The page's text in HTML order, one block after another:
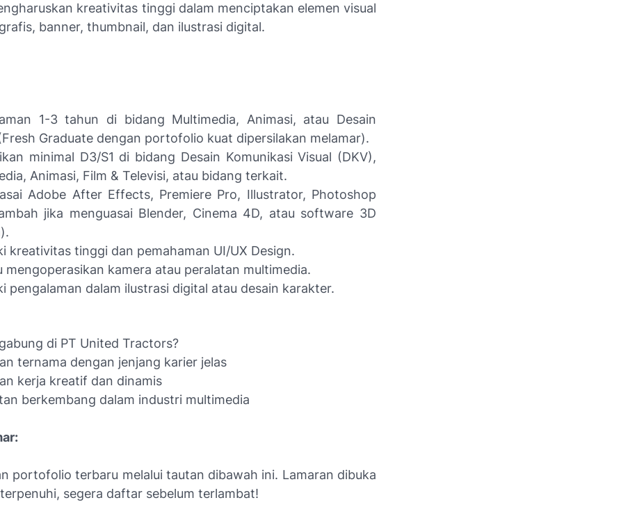
kreativitas tinggi dalam menciptakan elemen visual
banner, thumbnail, dan ilustrasi digital.
1-3 tahun di bidang Multimedia, Animasi, atau Desain
Graduate dengan portofolio kuat dipersilakan melamar).
minimal D3/S1 di bidang Desain Komunikasi Visual (DKV),
Animasi, Film & Televisi, atau bidang terkait.
Adobe After Effects, Premiere Pro, Illustrator, Photoshop
jika menguasai Blender, Cinema 4D, atau software 3D
kreativitas tinggi dan pemahaman UI/UX Design.
mengoperasikan kamera atau peralatan multimedia.
pengalaman dalam ilustrasi digital atau desain karakter.
di PT United Tractors?
ternama dengan jenjang karier jelas
kerja kreatif dan dinamis
berkembang dalam industri multimedia
portofolio terbaru melalui tautan dibawah ini. Lamaran dibuka
segera daftar sebelum terlambat!